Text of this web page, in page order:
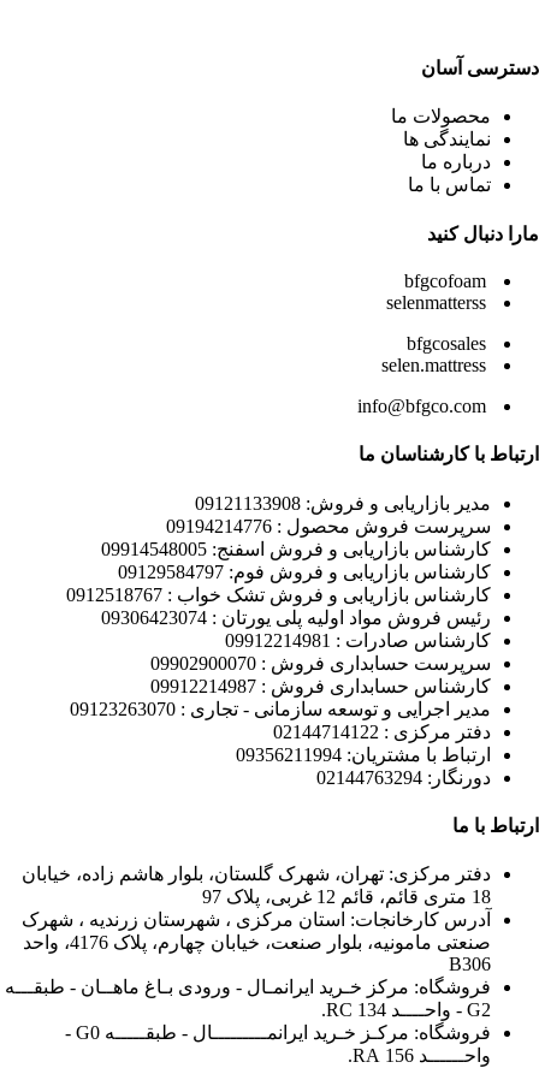
دسترسی آسان
محصولات ما
نمایندگی ها
درباره ما
تماس با ما
مارا دنبال کنید
bfgcofoam
selenmatterss
bfgcosales
selen.mattress
info@bfgco.com
ارتباط با کارشناسان ما
مدیر بازاریابی و فروش: 09121133908
سرپرست فروش محصول : 09194214776
کارشناس بازاریابی و فروش اسفنج: 09914548005
کارشناس بازاریابی و فروش فوم: 09129584797
کارشناس بازاریابی و فروش تشک خواب : 0912518767
رئیس فروش مواد اولیه پلی یورتان : 09306423074
کارشناس صادرات : 09912214981
سرپرست حسابداری فروش : 09902900070
کارشناس حسابداری فروش : 09912214987
مدیر اجرایی و توسعه سازمانی - تجاری : 09123263070
دفتر مرکزی : 02144714122
ارتباط با مشتریان: 09356211994
دورنگار: 02144763294
ارتباط با ما
دفتر مرکزی: تهران، شهرک گلستان، بلوار هاشم زاده، خیابان
18 متری قائم، قائم 12 غربی، پلاک 97
آدرس کارخانجات: استان مرکزی ، شهرستان زرندیه ، شهرک
صنعتی مامونیه، بلوار صنعت، خیابان چهارم، پلاک 4176، واحد
B306
فروشگاه: مرکز خـرید ایرانمـال - ورودی بـاغ ماهــان - طبقـــه
G2 - واحــــد 134 RC.
فروشگاه: مرکـز خـرید ایرانمـــــــــال - طبقـــــه G0 -
واحــــــد 156 RA.